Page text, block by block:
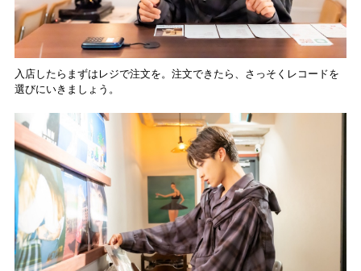
入店したらまずはレジで注文を。注文できたら、さっそくレコードを
選びにいきましょう。